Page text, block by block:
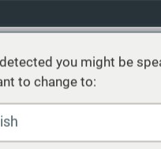
品 服务
you might be
to change to: